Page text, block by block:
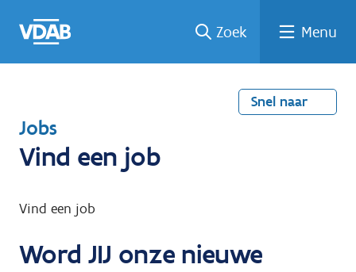
naar
een
een
job
naar
Zoek Menu
Snel naar
T
e
u
n
Jobs
Vind een job
Vind een job
Word JIJ onze nieuwe